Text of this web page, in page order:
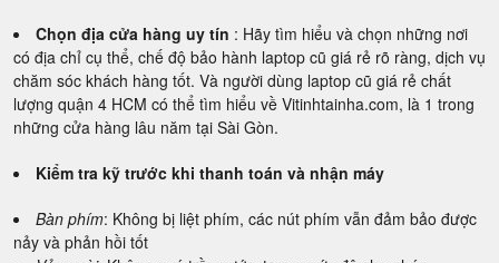
Chọn địa cửa hàng uy tín : Hãy tìm hiểu và chọn những nơi
có địa chỉ cụ thể, chế độ bảo hành laptop cũ giá rẻ rõ ràng, dịch vụ
chăm sóc khách hàng tốt. Và người dùng laptop cũ giá rẻ chất
lượng quận 4 HCM có thể tìm hiểu về Vitinhtainha.com, là 1 trong
những cửa hàng lâu năm tại Sài Gòn.
Kiểm tra kỹ trước khi thanh toán và nhận máy
Bàn phím: Không bị liệt phím, các nút phím vẫn đảm bảo được
nảy và phản hồi tốt